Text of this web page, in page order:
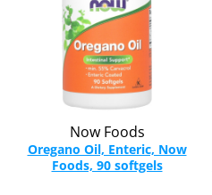
Now Foods
Oregano Oil, Enteric, Now
Foods, 90 softgels